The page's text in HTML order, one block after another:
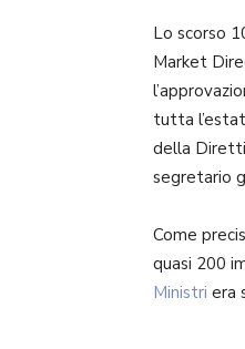
Lo scorso
Market
tutta
della
segretario
Come
quasi 200
Ministri era